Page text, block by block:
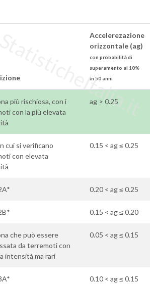
Accelerezazione
orizzontale (ag)
con probabilità di
superamento al 10%
in 50 anni
più rischiosa, con i
con la più elevata
ag > 0.25
cui si verificano
con elevata
0.15 < ag ≤ 0.25
0.20 < ag ≤ 0.25
0.15 < ag ≤ 0.20
che può essere
da terremoti con
intensità ma rari
0.05 < ag ≤ 0.15
0.10 < ag ≤ 0.15